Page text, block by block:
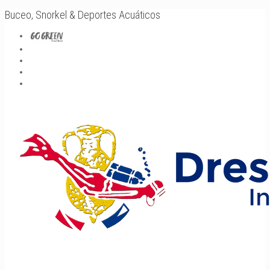
Buceo, Snorkel & Deportes Acuáticos